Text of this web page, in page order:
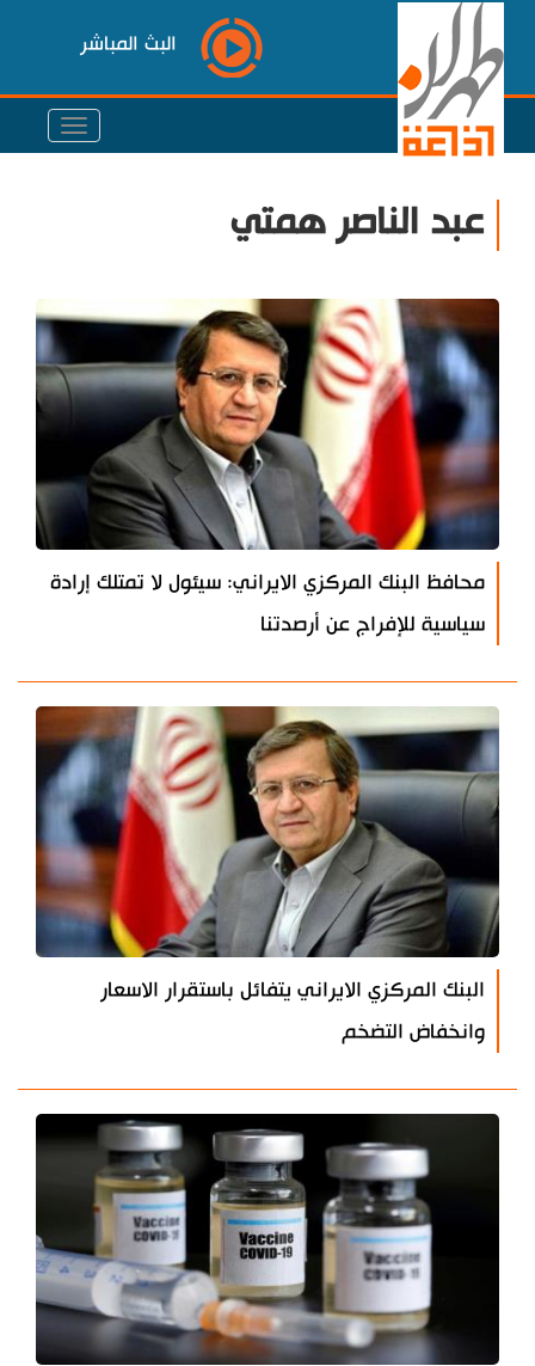
البث المباشر
عبد الناصر همتي
محافظ البنك المركزي الايراني: سيئول لا تمتلك إرادة
سياسية للإفراج عن أرصدتنا
البنك المركزي الايراني يتفائل باستقرار الاسعار
وانخفاض التضخم